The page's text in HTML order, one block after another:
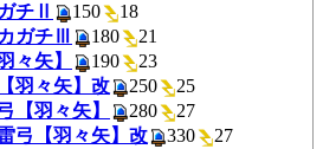
チⅡ 150
ガチⅢ 180
々矢】 190
23
羽々矢】改 250
【羽々矢】 280
27
弓【羽々矢】改 330